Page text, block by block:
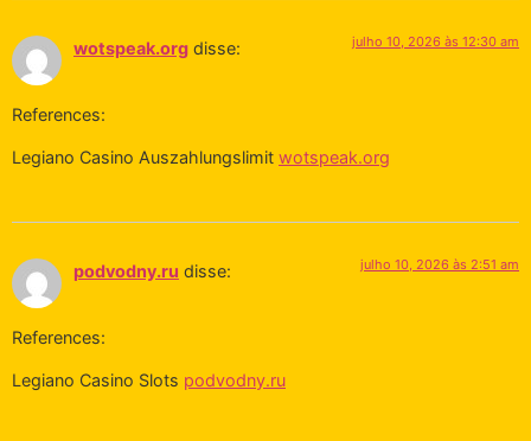
wotspeak.org disse: julho 10, 2026 às 12:30 am
References:
Legiano Casino Auszahlungslimit wotspeak.org
podvodny.ru disse: julho 10, 2026 às 2:51 am
References:
Legiano Casino Slots podvodny.ru